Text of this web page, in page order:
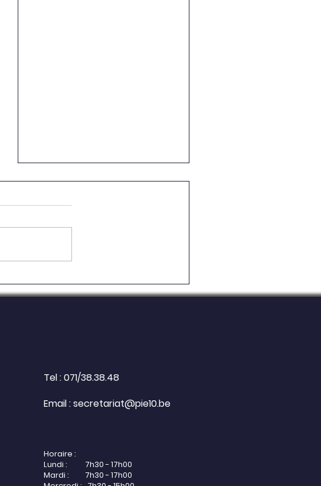
6e 2026-2027 : Ouverture
Tel : 071/38.38.48
Email :secretariat@pie10.be
Horaire :
Lundi : 7h30 - 17h00
Mardi : 7h30 - 17h00